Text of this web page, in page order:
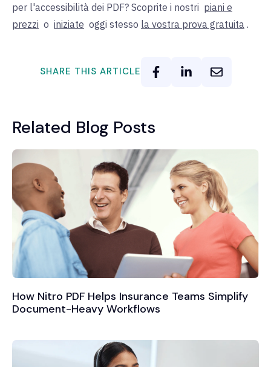
per l'accessibilità dei PDF? Scoprite i nostri piani e
prezzi o iniziate oggi stesso la vostra prova gratuita .
SHARE THIS ARTICLE
Related Blog Posts
How Nitro PDF Helps Insurance Teams Simplify
Document-Heavy Workflows